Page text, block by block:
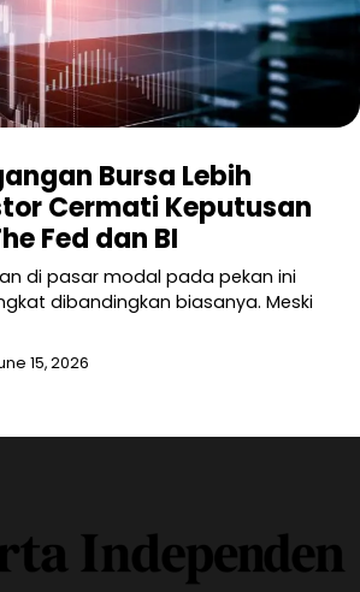
Bursa Lebih
Cermati Keputusan
Fed dan BI
di pasar modal pada pekan ini
dibandingkan biasanya. Meski
15, 2026